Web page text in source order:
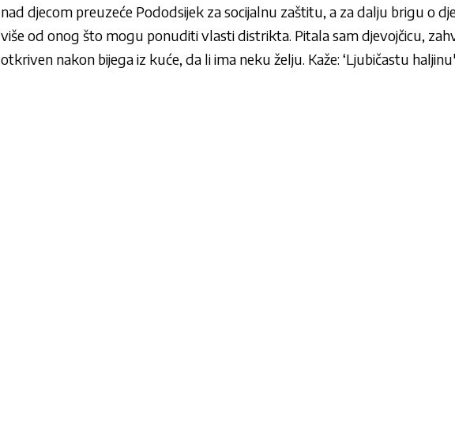
nad djecom preuzeće Pododsijek za socijalnu zaštitu, a za dalju brigu o
više od onog što mogu ponuditi vlasti distrikta. Pitala sam djevojčicu,
otkriven nakon bijega iz kuće, da li ima neku želju. Kaže: ‘Ljubičastu